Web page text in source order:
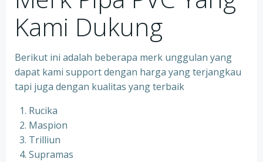
Kami Dukung
Berikut ini adalah beberapa merk unggulan yang
dapat kami support dengan harga yang terjangkau
tapi juga dengan kualitas yang terbaik
Rucika
Maspion
Trilliun
Supramas